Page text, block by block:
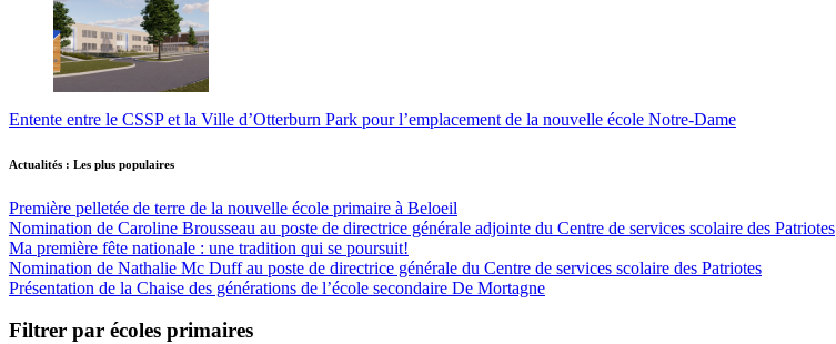
Entente entre le CSSP et la Ville d’Otterburn Park pour l’emplacement de la nouvelle école Notre-Dame
Actualités : Les plus populaires
Première pelletée de terre de la nouvelle école primaire à Beloeil
Nomination de Caroline Brousseau au poste de directrice générale adjointe du Centre de services scolaire des Patriotes
Ma première fête nationale : une tradition qui se poursuit!
Nomination de Nathalie Mc Duff au poste de directrice générale du Centre de services scolaire des Patriotes
Présentation de la Chaise des générations de l’école secondaire De Mortagne
Filtrer par écoles primaires